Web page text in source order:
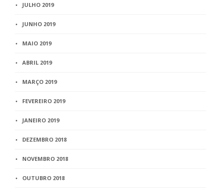
JULHO 2019
JUNHO 2019
MAIO 2019
ABRIL 2019
MARÇO 2019
FEVEREIRO 2019
JANEIRO 2019
DEZEMBRO 2018
NOVEMBRO 2018
OUTUBRO 2018